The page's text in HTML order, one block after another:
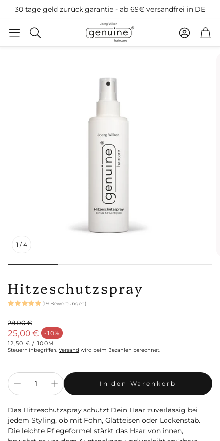
30 tage geld zurück garantie - ab 69€ versandfrei in DE
Suche
Konto
1 /4
Hitzeschutzspray
(19 Bewertungen)
25,00 € -10%
Verkaufspreis
Normaler Preis
28,00 €
STÜCKPREIS
12,50 €/ PRO
100ML
Steuern inbegriffen. Versand wird beim Bezahlen berechnet.
In den Warenkorb
Das Hitzeschutzspray schützt Dein Haar zuverlässig bei
jedem Styling, ob mit Föhn, Glätteisen oder Lockenstab.
Die leichte Pflegeformel stärkt das Haar von innen,